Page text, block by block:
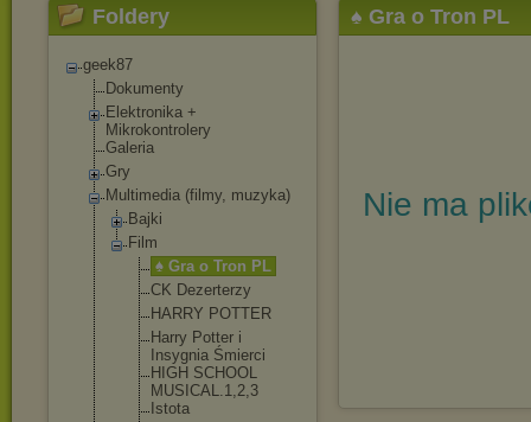
Foldery
geek87
Dokumenty
Elektronika +
Mikrokontrolery
Galeria
Gry
Multimedia (filmy, muzyka)
Bajki
Film
♠ Gra o Tron PL
CK Dezerterzy
HARRY POTTER
Harry Potter i
Insygnia Śmierci
HIGH SCHOOL
MUSICAL.1,2,3
Istota
♠ Gra o Tron PL
Nie ma